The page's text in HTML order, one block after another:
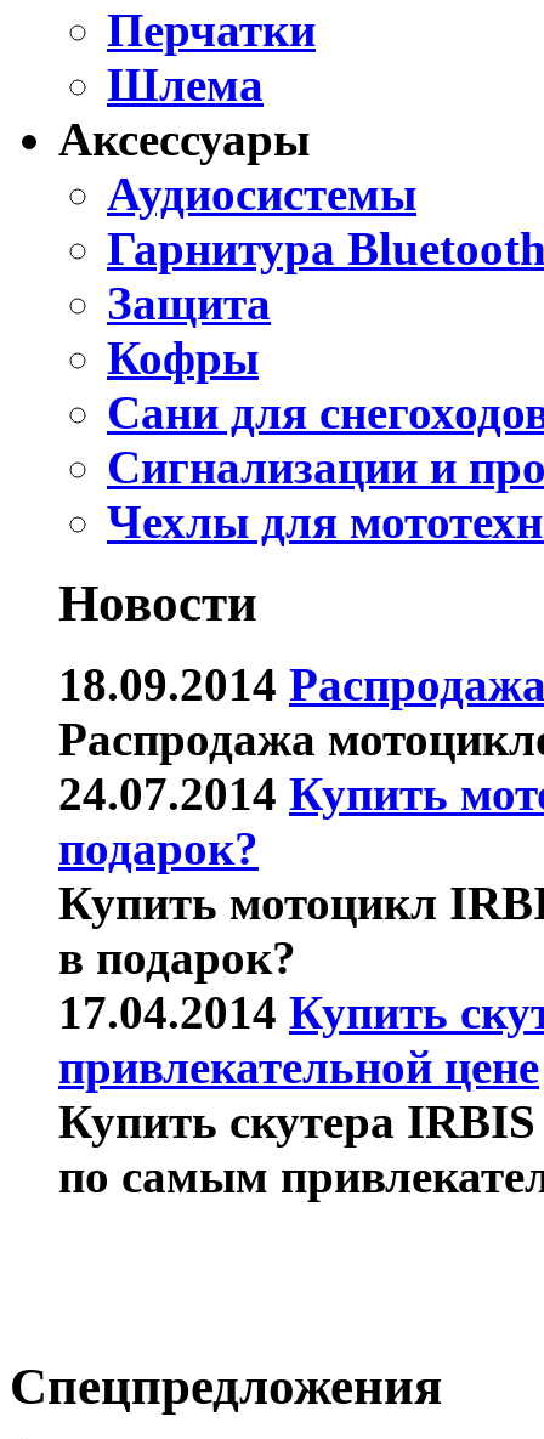
Перчатки
Шлема
Аксессуары
Аудиосистемы
Гарнитура
Защита
Кофры
Сани для
Сигнализации и
Чехлы для
Новости
18.09.2014
Распродажа
24.07.2014 Купить
подарок?
Купить мотоцикл
в подарок?
17.04.2014 Купить
привлекательной цене
Купить скутера IRBIS
по самым
Спецпредложения